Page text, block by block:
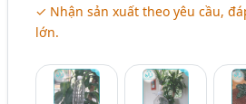
✓ Nhận sản xuất theo yêu cầu,
lớn.